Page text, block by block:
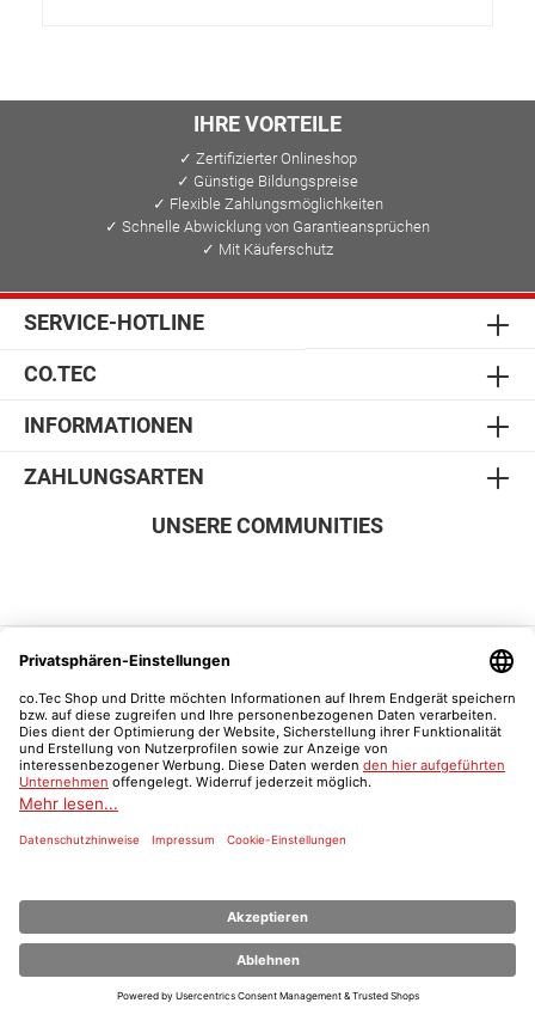
IHRE VORTEILE
✓ Zertifizierter Onlineshop
✓ Günstige Bildungspreise
✓ Flexible Zahlungsmöglichkeiten
✓ Schnelle Abwicklung von Garantieansprüchen
✓ Mit Käuferschutz
SERVICE-HOTLINE
CO.TEC
INFORMATIONEN
ZAHLUNGSARTEN
SICHER EINKAUFEN
UNSERE COMMUNITIES
* Alle Preise inkl. gesetzl. Mehrwertsteuer zzgl.
Nachnahmegebühren, wenn nicht anders angegeben.
© 2026 Der co.Tec Shop | co.Tec - Alle Rechte vorbehalten.